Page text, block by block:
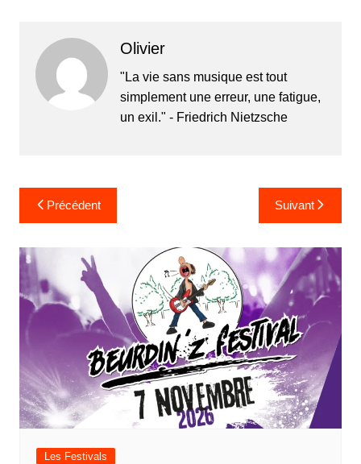
Olivier
"La vie sans musique est tout
simplement une erreur, une fatigue,
un exil." - Friedrich Nietzsche
Navigation
de
l’article
Précédent Suivant
Les Festivals